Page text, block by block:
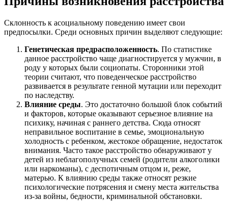
Склонность к асоциальному поведению имеет свои
предпосылки. Среди основных причин выделяют следующие:
Генетическая предрасположенность. По статистике
данное расстройство чаще диагностируется у мужчин, в
роду у которых были социопаты. Сторонники этой
теории считают, что поведенческое расстройство
развивается в результате генной мутации или переходит
по наследству.
Влияние среды. Это достаточно большой блок событий
и факторов, которые оказывают серьезное влияние на
психику, начиная с раннего детства. Сюда относят
неправильное воспитание в семье, эмоциональную
холодность с ребенком, жестокое обращение, недостаток
внимания. Часто такое расстройство обнаруживают у
детей из неблагополучных семей (родители алкоголики
или наркоманы), с деспотичным отцом и, реже,
матерью. К влиянию среды также относят резкие
психологические потрясения и смену места жительства
из-за войны, бедности, криминальной обстановки.